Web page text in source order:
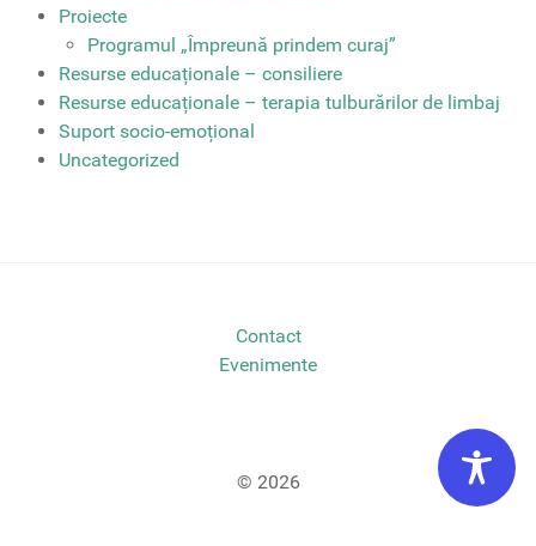
Proiecte
Programul „Împreună prindem curaj”
Resurse educaționale – consiliere
Resurse educaționale – terapia tulburărilor de limbaj
Suport socio-emoțional
Uncategorized
Contact
Evenimente
© 2026